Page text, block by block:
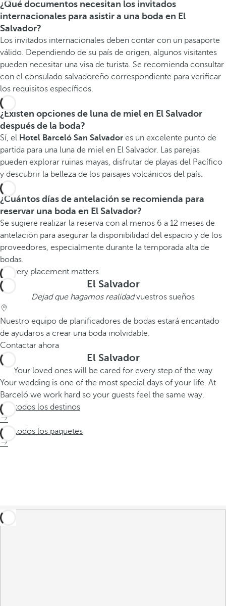
¿Qué documentos necesitan los invitados
internacionales para asistir a una boda en El
Salvador?
Los invitados internacionales deben contar con un pasaporte
válido. Dependiendo de su país de origen, algunos visitantes
pueden necesitar una visa de turista. Se recomienda consultar
con el consulado salvadoreño correspondiente para verificar
los requisitos específicos.
¿Existen opciones de luna de miel en El Salvador
después de la boda?
Sí, el Hotel Barceló San Salvador es un excelente punto de
partida para una luna de miel en El Salvador. Las parejas
pueden explorar ruinas mayas, disfrutar de playas del Pacífico
y descubrir la belleza de los paisajes volcánicos del país.
¿Cuántos días de antelación se recomienda para
reservar una boda en El Salvador?
Se sugiere realizar la reserva con al menos 6 a 12 meses de
antelación para asegurar la disponibilidad del espacio y de los
proveedores, especialmente durante la temporada alta de
bodas.
El Salvador
Dejad que hagamos realidadvuestros sueños
Nuestro equipo de planificadores de bodas estará encantado
de ayudaros a crear una boda inolvidable.
Contactar ahora
El Salvador
Your loved ones will be cared for every step of the way
Your wedding is one of the most special days of your life. At
Barceló we work hard so your guests feel the same way.
Ver todos los destinos
Ver todos los paquetes